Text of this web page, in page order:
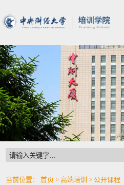
当前位置： 首页 >高端培训 > 公开课程